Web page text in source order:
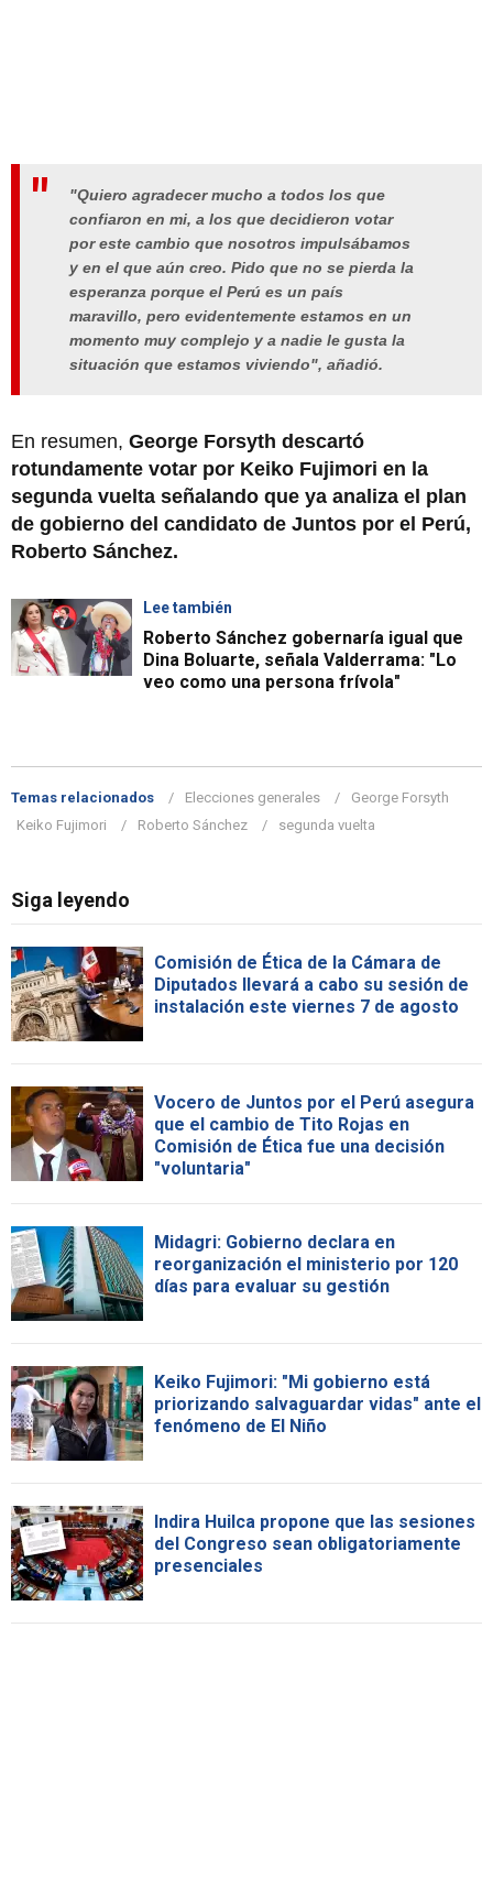
"Quiero agradecer mucho a todos los que
confiaron en mi, a los que decidieron votar
por este cambio que nosotros impulsábamos
y en el que aún creo. Pido que no se pierda la
esperanza porque el Perú es un país
maravillo, pero evidentemente estamos en un
momento muy complejo y a nadie le gusta la
situación que estamos viviendo", añadió.
En resumen, George Forsyth descartó
rotundamente votar por Keiko Fujimori en la
segunda vuelta señalando que ya analiza el plan
de gobierno del candidato de Juntos por el Perú,
Roberto Sánchez.
Lee también
Roberto Sánchez gobernaría igual que
Dina Boluarte, señala Valderrama: "Lo
veo como una persona frívola"
Temas relacionados Elecciones generales
George Forsyth
Keiko Fujimori
Roberto Sánchez segunda vuelta
Siga leyendo
Comisión de Ética de la Cámara de
Diputados llevará a cabo su sesión de
instalación este viernes 7 de agosto
Vocero de Juntos por el Perú asegura
que el cambio de Tito Rojas en
Comisión de Ética fue una decisión
"voluntaria"
Midagri: Gobierno declara en
reorganización el ministerio por 120
días para evaluar su gestión
Keiko Fujimori: "Mi gobierno está
priorizando salvaguardar vidas" ante el
fenómeno de El Niño
Indira Huilca propone que las sesiones
del Congreso sean obligatoriamente
presenciales